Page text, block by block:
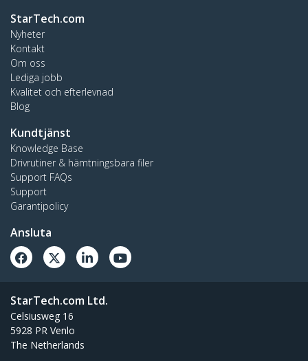
StarTech.com
Nyheter
Kontakt
Om oss
Lediga jobb
Kvalitet och efterlevnad
Blog
Kundtjänst
Knowledge Base
Drivrutiner & hämtningsbara filer
Support FAQs
Support
Garantipolicy
Ansluta
StarTech.com Ltd.
Celsiusweg 16
5928 PR Venlo
The Netherlands